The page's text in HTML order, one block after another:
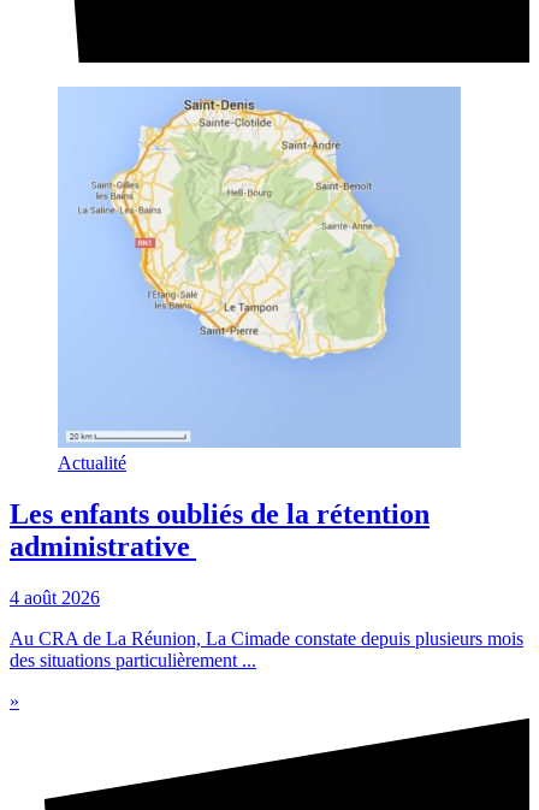
Actualité
Les enfants oubliés de la rétention
administrative
4 août 2026
Au CRA de La Réunion, La Cimade constate depuis plusieurs mois
des situations particulièrement ...
»